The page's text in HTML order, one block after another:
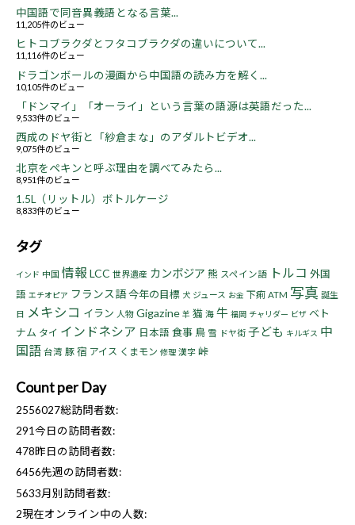
中国語で同音異義語となる言葉...
11,205件のビュー
ヒトコブラクダとフタコブラクダの違いについて...
11,116件のビュー
ドラゴンボールの漫画から中国語の読み方を解く...
10,105件のビュー
「ドンマイ」「オーライ」という言葉の語源は英語だった...
9,533件のビュー
西成のドヤ街と「紗倉まな」のアダルトビデオ...
9,075件のビュー
北京をペキンと呼ぶ理由を調べてみたら...
8,951件のビュー
1.5L（リットル）ボトルケージ
8,833件のビュー
タグ
インド 中国 情報 LCC 世界遺産 カンボジア 熊 スペイン語 トルコ 外国
語 エチオピア フランス語今年の目標 犬 ジュース お金 下痢 ATM 写真 誕生
日 メキシコ イラン 人物 Gigazine 羊 猫 海 牛 福岡 チャリダー ビザ ベト
ナム タイ インドネシア 日本語 食事 鳥 雪 ドヤ街 子ども キルギス 中
国語 台湾 豚 宿 アイス くまモン 修理 漢字 峠
Count per Day
2556027総訪問者数:
291今日の訪問者数:
478昨日の訪問者数:
6456先週の訪問者数:
5633月別訪問者数:
2現在オンライン中の人数: